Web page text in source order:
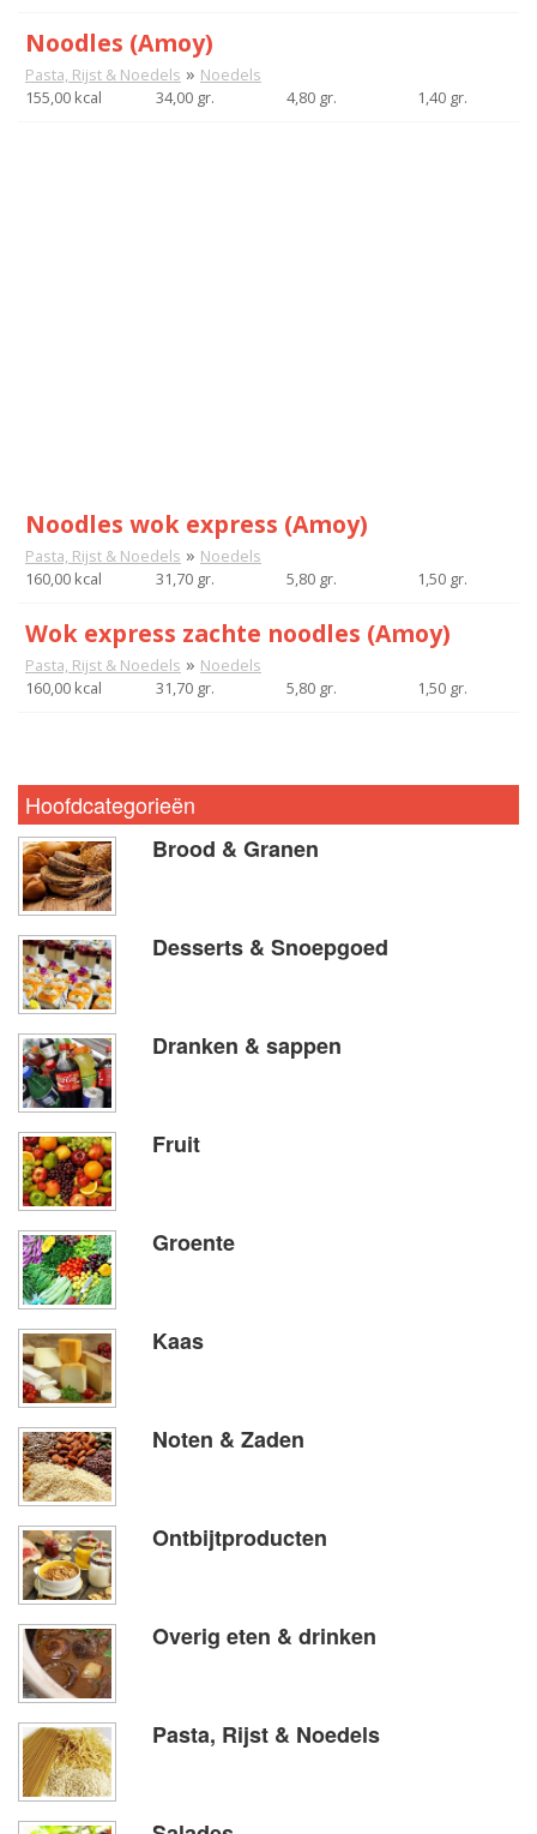
Noodles (Amoy)
Pasta, Rijst & Noedels » Noedels
155,00 kcal
34,00 gr. 4,80 gr. 1,40 gr.
Noodles wok express (Amoy)
Pasta, Rijst & Noedels » Noedels
160,00 kcal
31,70 gr. 5,80 gr. 1,50 gr.
Wok express zachte noodles (Amoy)
Pasta, Rijst & Noedels » Noedels
160,00 kcal
31,70 gr. 5,80 gr. 1,50 gr.
Hoofdcategorieën
Brood & Granen
Desserts & Snoepgoed
Dranken & sappen
Fruit
Groente
Kaas
Noten & Zaden
Ontbijtproducten
Overig eten & drinken
Pasta, Rijst & Noedels